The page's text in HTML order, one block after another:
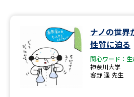
ナノの世界
性質に迫る
関心ワード：
神奈川大学
客野 遥 先生